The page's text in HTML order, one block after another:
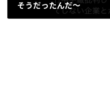
そうだったんだ〜